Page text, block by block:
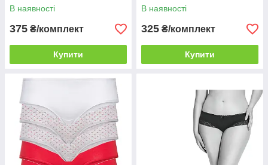
В наявності
375 ₴/комплект
Купити
В наявності
325 ₴/комплект
Купити